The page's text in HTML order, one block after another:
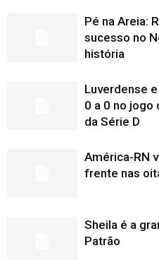
Pé na Areia:
sucesso no
história
Luverdense
0 a 0 no jogo
da Série D
América-RN
frente nas
Sheila é a
Patrão